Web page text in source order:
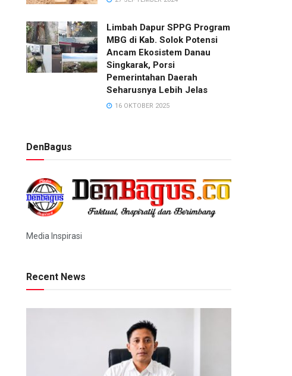
Limbah Dapur SPPG Program
MBG di Kab. Solok Potensi
Ancam Ekosistem Danau
Singkarak, Porsi
Pemerintahan Daerah
Seharusnya Lebih Jelas
16 OKTOBER 2025
DenBagus
Media Inspirasi
Recent News